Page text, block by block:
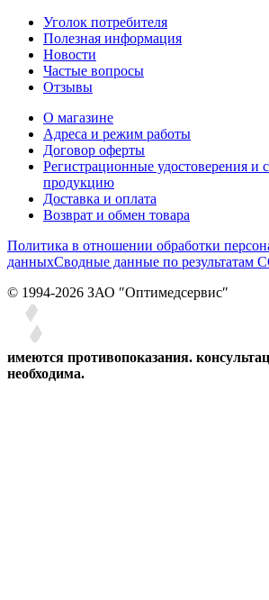
Уголок потребителя
Полезная информация
Новости
Частые вопросы
Отзывы
О магазине
Адреса и режим работы
Договор оферты
Регистрационные удостоверения и
продукцию
Доставка и оплата
Возврат и обмен товара
Политика в отношении обработки
данныхСводные данные по результатам
© 1994-2026 ЗАО ″Оптимедсервис″
имеются противопоказания.
необходима.